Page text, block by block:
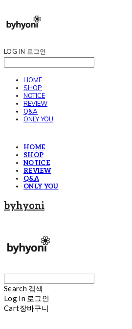
LOG IN 로그인
HOME
SHOP
NOTICE
REVIEW
Q&A
ONLY YOU
HOME
SHOP
NOTICE
REVIEW
Q&A
ONLY YOU
byhyoni
Search 검색
Log In 로그인
Cart장바구니